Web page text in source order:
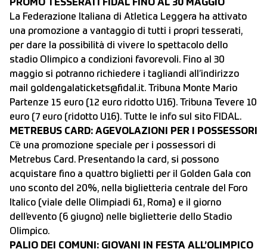
PROMO TESSERATI FIDAL FINO AL 30 MAGGIO
La Federazione Italiana di Atletica Leggera ha attivato
una promozione a vantaggio di tutti i propri tesserati,
per dare la possibilità di vivere lo spettacolo dello
stadio Olimpico a condizioni favorevoli. Fino al 30
maggio si potranno richiedere i tagliandi all’indirizzo
mail goldengalatickets@fidal.it. Tribuna Monte Mario
Partenze 15 euro (12 euro ridotto U16). Tribuna Tevere 10
euro (7 euro (ridotto U16). Tutte le info sul sito FIDAL.
METREBUS CARD: AGEVOLAZIONI PER I POSSESSORI
C’è una promozione speciale per i possessori di
Metrebus Card. Presentando la card, si possono
acquistare fino a quattro biglietti per il Golden Gala con
uno sconto del 20%, nella biglietteria centrale del Foro
Italico (viale delle Olimpiadi 61, Roma) e il giorno
dell’evento (6 giugno) nelle biglietterie dello Stadio
Olimpico.
PALIO DEI COMUNI: GIOVANI IN FESTA ALL’OLIMPICO